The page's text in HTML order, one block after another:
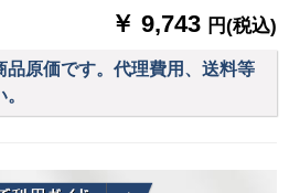
￥ 9,743 円(税込)
品原価です。代理費用、送料等